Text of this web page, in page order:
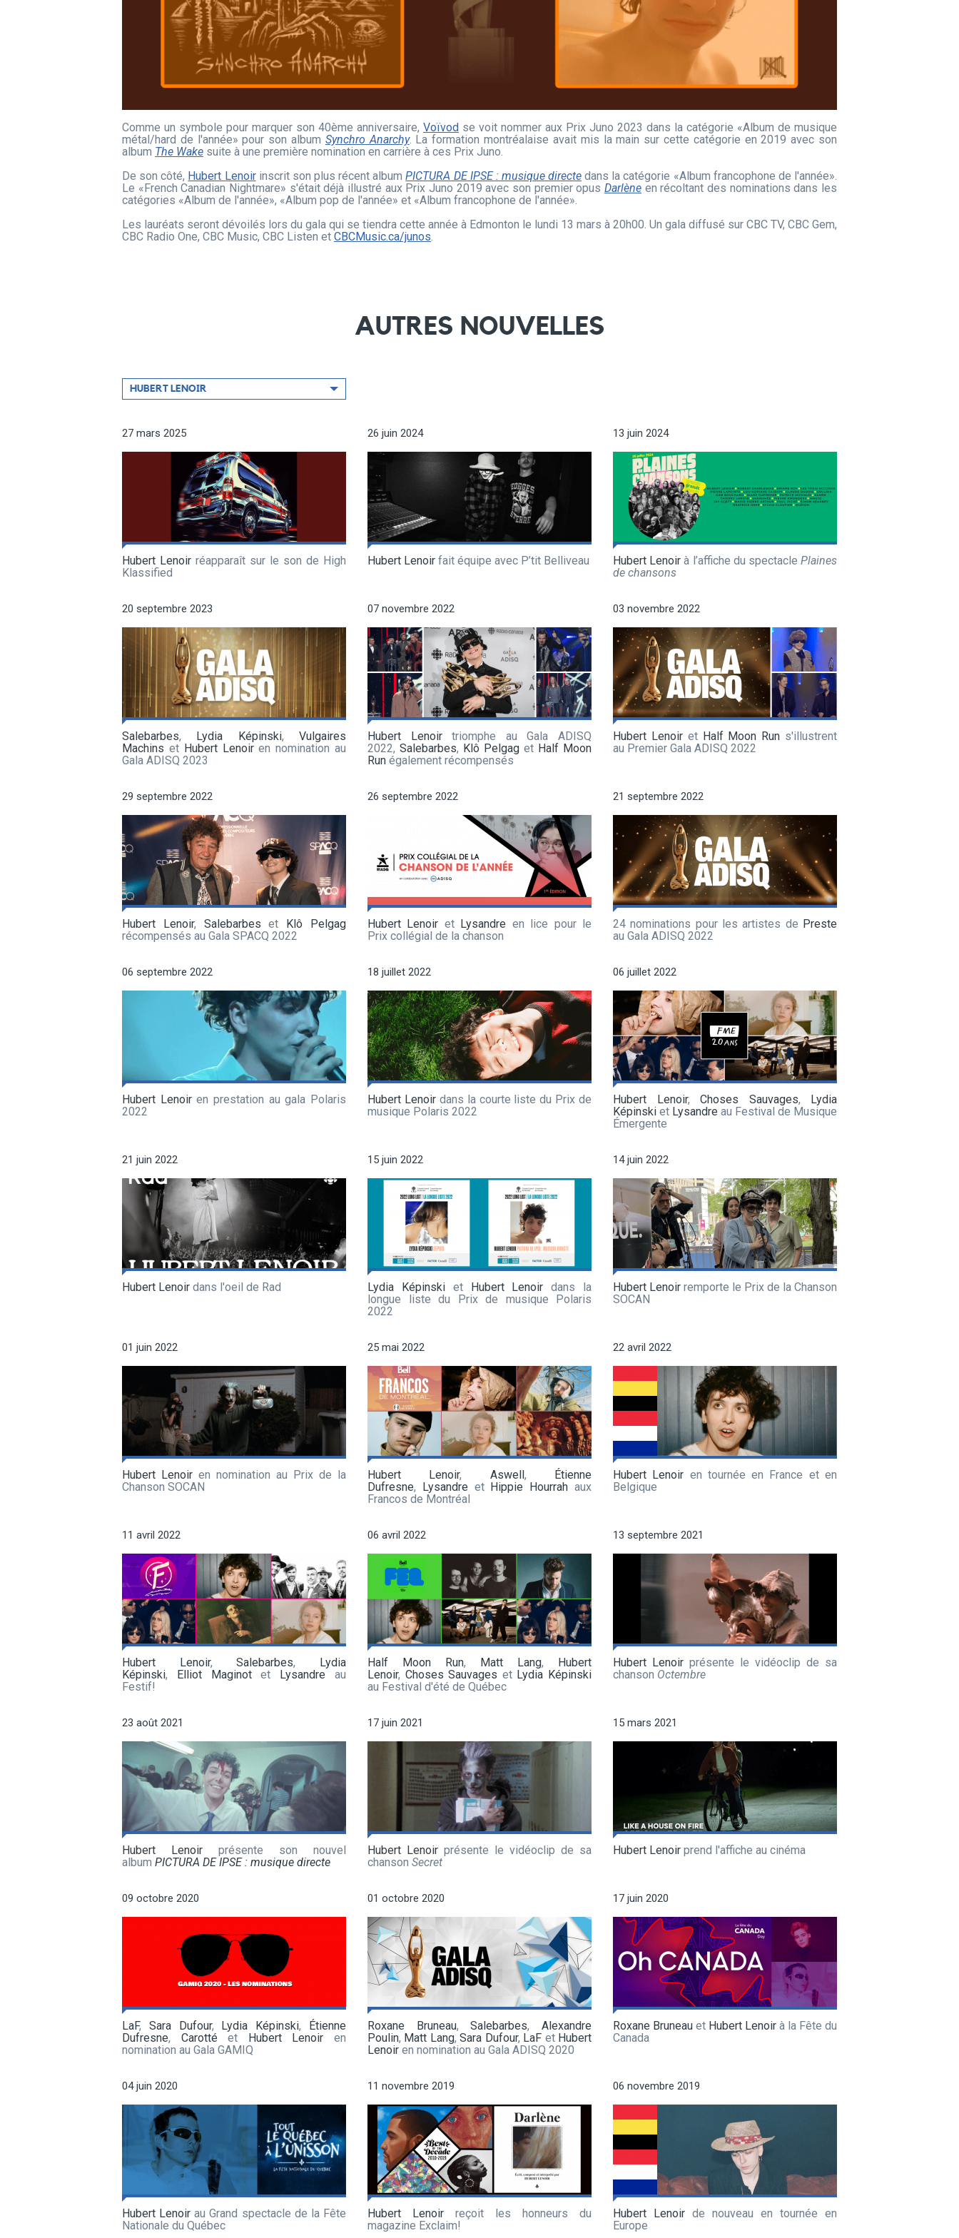
Comme un symbole pour marquer son 40ème anniversaire, Voïvod se voit nommer aux Prix Juno 2023 dans la catégorie «Album de musique
métal/hard de l'année» pour son album Synchro Anarchy. La formation montréalaise avait mis la main sur cette catégorie en 2019 avec son
album The Wake suite à une première nomination en carrière à ces Prix Juno.
De son côté, Hubert Lenoirinscrit son plus récent albumPICTURA DE IPSE : musique directe dans la catégorie «Album francophone de l'année».
Le «French Canadian Nightmare» s'était déjà illustré aux Prix Juno 2019 avec son premier opus Darlène en récoltant des nominations dans les
catégories «Album de l'année», «Album pop de l'année» et «Album francophone de l'année».
Les lauréats seront dévoilés lors du gala qui se tiendra cette année à Edmonton le lundi 13 mars à 20h00. Un gala diffusé sur CBC TV, CBC Gem,
CBC Radio One, CBC Music, CBC Listen et CBCMusic.ca/junos.
AUTRES NOUVELLES
Filtrer
par
HUBERT LENOIR
27 mars 2025
Hubert Lenoir réapparaît sur le son de High
Klassified
26 juin 2024
Hubert Lenoir fait équipe avec P’tit Belliveau
13 juin 2024
Hubert Lenoir à l’affiche du spectaclePlaines
de chansons
20 septembre 2023
Salebarbes, Lydia Képinski,Vulgaires
Machins et Hubert Lenoiren nomination au
Gala ADISQ 2023
07 novembre 2022
Hubert Lenoirtriomphe au Gala ADISQ
2022, Salebarbes, Klô Pelgag et Half Moon
Run également récompensés
03 novembre 2022
Hubert Lenoiret Half Moon Run s'illustrent
au Premier Gala ADISQ 2022
29 septembre 2022
Hubert Lenoir, Salebarbes et Klô Pelgag
récompensés au Gala SPACQ 2022
26 septembre 2022
Hubert Lenoir et Lysandre en lice pour le
Prix collégial de la chanson
21 septembre 2022
24 nominations pour les artistes de Preste
au Gala ADISQ 2022
06 septembre 2022
Hubert Lenoiren prestation au gala Polaris
2022
18 juillet 2022
Hubert Lenoirdans la courte liste du Prix de
musique Polaris 2022
06 juillet 2022
Hubert Lenoir, Choses Sauvages, Lydia
Képinski et Lysandre au Festival de Musique
Émergente
21 juin 2022
Hubert Lenoir dans l'oeil de Rad
15 juin 2022
Lydia Képinskiet Hubert Lenoir dans la
longue liste du Prix de musique Polaris
2022
14 juin 2022
Hubert Lenoir remporte le Prix de la Chanson
SOCAN
01 juin 2022
Hubert Lenoir en nomination au Prix de la
Chanson SOCAN
25 mai 2022
Hubert Lenoir, Aswell, Étienne
Dufresne, Lysandre et Hippie Hourrah aux
Francos de Montréal
22 avril 2022
Hubert Lenoir en tournée en France et en
Belgique
11 avril 2022
Hubert Lenoir,Salebarbes, Lydia
Képinski, Elliot Maginotet Lysandre au
Festif!
06 avril 2022
Half Moon Run, Matt Lang, Hubert
Lenoir, Choses Sauvages et Lydia Képinski
au Festival d'été de Québec
13 septembre 2021
Hubert Lenoir présente le vidéoclip de sa
chanson Octembre
23 août 2021
Hubert Lenoir présente son nouvel
album PICTURA DE IPSE : musique directe
17 juin 2021
Hubert Lenoir présente le vidéoclip de sa
chanson Secret
15 mars 2021
Hubert Lenoir prend l'affiche au cinéma
09 octobre 2020
LaF, Sara Dufour, Lydia Képinski, Étienne
Dufresne, Carotté et Hubert Lenoir en
nomination au Gala GAMIQ
01 octobre 2020
Roxane Bruneau,Salebarbes,Alexandre
Poulin, Matt Lang,Sara Dufour, LaF et Hubert
Lenoir en nomination au Gala ADISQ 2020
17 juin 2020
Roxane Bruneau et Hubert Lenoir à la Fête du
Canada
04 juin 2020
Hubert Lenoir au Grand spectacle de la Fête
Nationale du Québec
11 novembre 2019
Hubert Lenoir reçoit les honneurs du
magazine Exclaim!
06 novembre 2019
Hubert Lenoir de nouveau en tournée en
Europe